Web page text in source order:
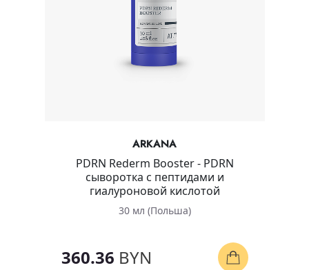
ARKANA
PDRN Rederm Booster - PDRN
сыворотка с пептидами и
гиалуроновой кислотой
30 мл (Польша)
360.36 BYN